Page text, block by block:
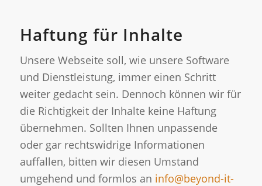
Haftung für Inhalte
Unsere Webseite soll, wie unsere Software
und Dienstleistung, immer einen Schritt
weiter gedacht sein. Dennoch können wir für
die Richtigkeit der Inhalte keine Haftung
übernehmen. Sollten Ihnen unpassende
oder gar rechtswidrige Informationen
auffallen, bitten wir diesen Umstand
umgehend und formlos an info@beyond-it-